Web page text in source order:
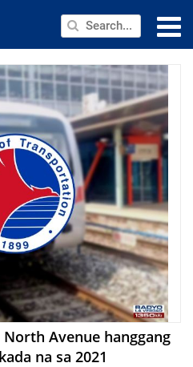
Avenue hanggang
na sa 2021